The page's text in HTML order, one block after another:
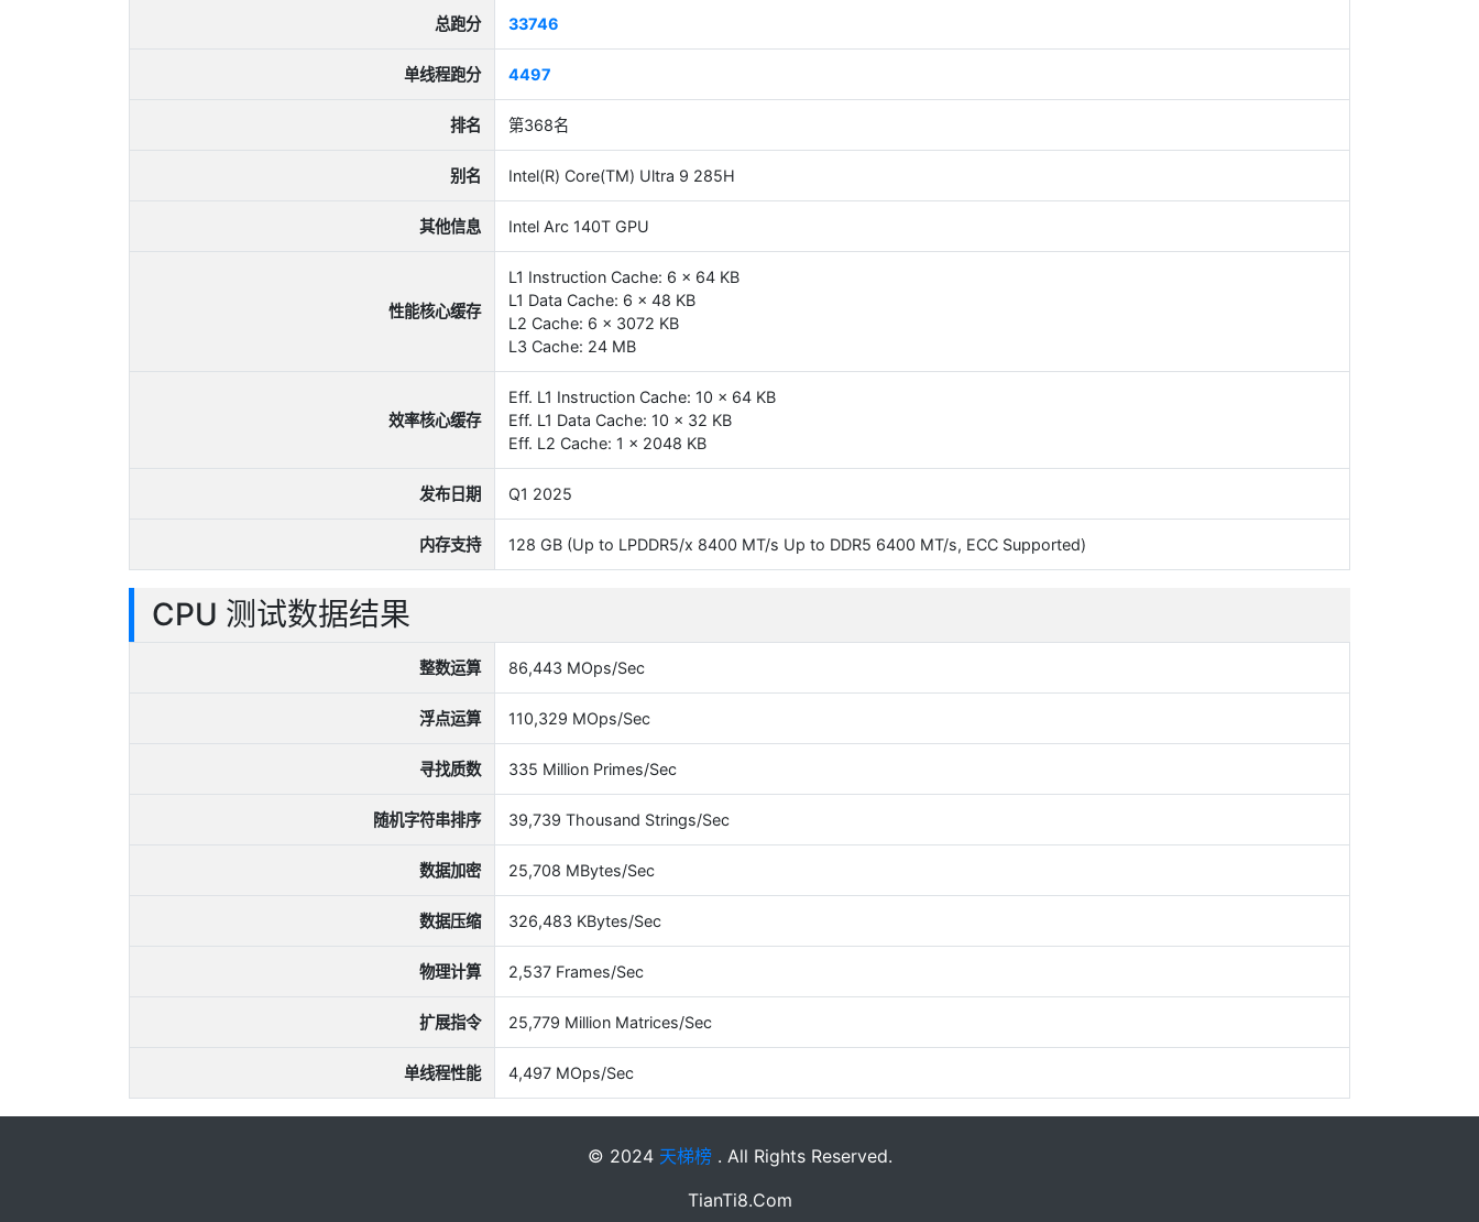
总跑分 33746
单线程跑分 4497
排名 第368名
别名 Intel(R) Core(TM) Ultra 9 285H
其他信息 Intel Arc 140T GPU
性能核心缓存
L1 Instruction Cache: 6 x 64 KB
L1 Data Cache: 6 x 48 KB
L2 Cache: 6 x 3072 KB
L3 Cache: 24 MB
效率核心缓存
Eff. L1 Instruction Cache: 10 x 64 KB
Eff. L1 Data Cache: 10 x 32 KB
Eff. L2 Cache: 1 x 2048 KB
发布日期 Q1 2025
内存支持 128 GB (Up to LPDDR5/x 8400 MT/s Up to DDR5 6400 MT/s, ECC Supported)
CPU 测试数据结果
整数运算 86,443 MOps/Sec
浮点运算 110,329 MOps/Sec
寻找质数 335 Million Primes/Sec
随机字符串排序 39,739 Thousand Strings/Sec
数据加密 25,708 MBytes/Sec
数据压缩 326,483 KBytes/Sec
物理计算 2,537 Frames/Sec
扩展指令 25,779 Million Matrices/Sec
单线程性能 4,497 MOps/Sec
© 2024 天梯榜. All Rights Reserved.
TianTi8.Com